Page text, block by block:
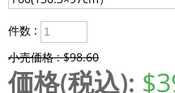
件数 :
小売価格 : $98.60
価格(税込):